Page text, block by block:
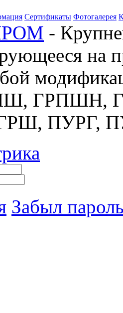
Сертификаты Фотогалерея
-
на
ГРПШН,
ПУРГ,
Забыл